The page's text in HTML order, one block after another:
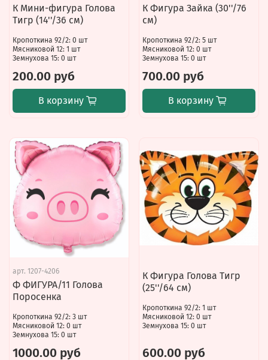
К Мини-фигура Голова
Тигр (14''/36 см)
Кропоткина 92/2: 0 шт
Мясниковой 12: 1 шт
Земнухова 15: 0 шт
200.00 руб
В корзину
К Фигура Зайка (30''/76
см)
Кропоткина 92/2: 5 шт
Мясниковой 12: 0 шт
Земнухова 15: 0 шт
700.00 руб
В корзину
арт. 1207-4206
Ф ФИГУРА/11 Голова
Поросенка
Кропоткина 92/2: 3 шт
Мясниковой 12: 0 шт
Земнухова 15: 0 шт
1000.00 руб
К Фигура Голова Тигр
(25''/64 см)
Кропоткина 92/2: 1 шт
Мясниковой 12: 0 шт
Земнухова 15: 0 шт
600.00 руб